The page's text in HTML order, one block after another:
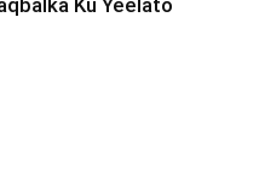
Ku Yeelato